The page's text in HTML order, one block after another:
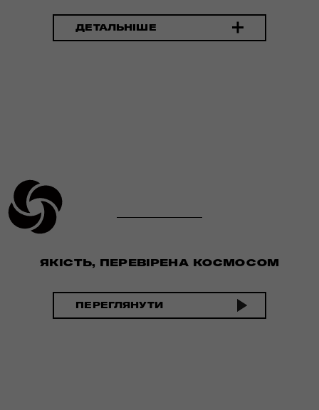
ДЕТАЛЬНІШЕ
ЯКІСТЬ, ПЕРЕВІРЕНА КОСМОСОМ
ПЕРЕГЛЯНУТИ